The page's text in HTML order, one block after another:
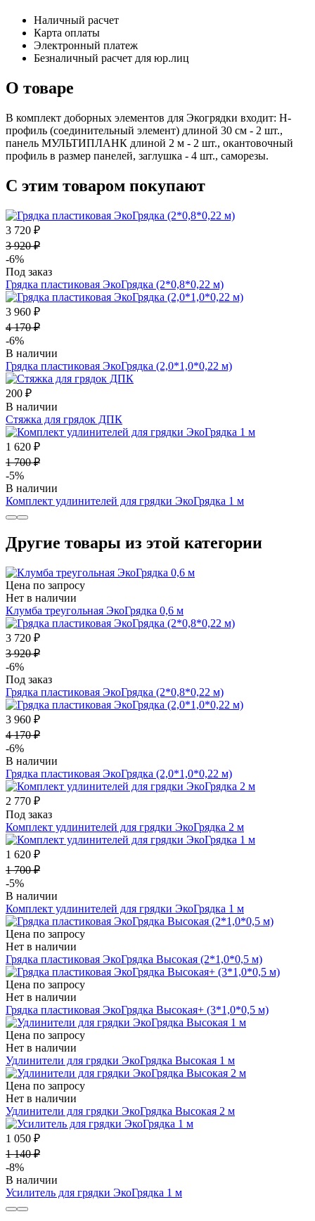
Наличный расчет
Карта оплаты
Электронный платеж
Безналичный расчет для юр.лиц
О товаре
В комплект доборных элементов для Экогрядки входит: Н-
профиль (соединительный элемент) длиной 30 см - 2 шт.,
панель МУЛЬТИПЛАНК длиной 2 м - 2 шт., окантовочный
профиль в размер панелей, заглушка - 4 шт., саморезы.
С этим товаром покупают
3 720 ₽
3 920 ₽
-6%
Под заказ
Грядка пластиковая ЭкоГрядка (2*0,8*0,22 м)
3 960 ₽
4 170 ₽
-6%
В наличии
Грядка пластиковая ЭкоГрядка (2,0*1,0*0,22 м)
200 ₽
В наличии
Стяжка для грядок ДПК
1 620 ₽
1 700 ₽
-5%
В наличии
Комплект удлинителей для грядки ЭкоГрядка 1 м
Другие товары из этой категории
Цена по запросу
Нет в наличии
Клумба треугольная ЭкоГрядка 0,6 м
3 720 ₽
3 920 ₽
-6%
Под заказ
Грядка пластиковая ЭкоГрядка (2*0,8*0,22 м)
3 960 ₽
4 170 ₽
-6%
В наличии
Грядка пластиковая ЭкоГрядка (2,0*1,0*0,22 м)
2 770 ₽
Под заказ
Комплект удлинителей для грядки ЭкоГрядка 2 м
1 620 ₽
1 700 ₽
-5%
В наличии
Комплект удлинителей для грядки ЭкоГрядка 1 м
Цена по запросу
Нет в наличии
Грядка пластиковая ЭкоГрядка Высокая (2*1,0*0,5 м)
Цена по запросу
Нет в наличии
Грядка пластиковая ЭкоГрядка Высокая+ (3*1,0*0,5 м)
Цена по запросу
Нет в наличии
Удлинители для грядки ЭкоГрядка Высокая 1 м
Цена по запросу
Нет в наличии
Удлинители для грядки ЭкоГрядка Высокая 2 м
1 050 ₽
1 140 ₽
-8%
В наличии
Усилитель для грядки ЭкоГрядка 1 м